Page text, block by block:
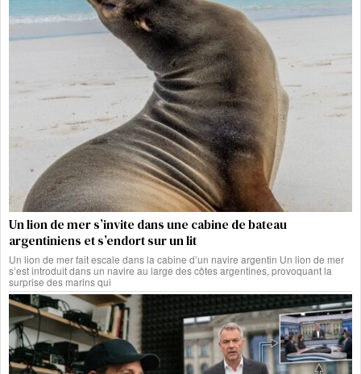
Un lion de mer s’invite dans une cabine de bateau
argentiniens et s’endort sur un lit
Un lion de mer fait escale dans la cabine d’un navire argentin Un lion de mer
s’est introduit dans un navire au large des côtes argentines, provoquant la
surprise des marins qui